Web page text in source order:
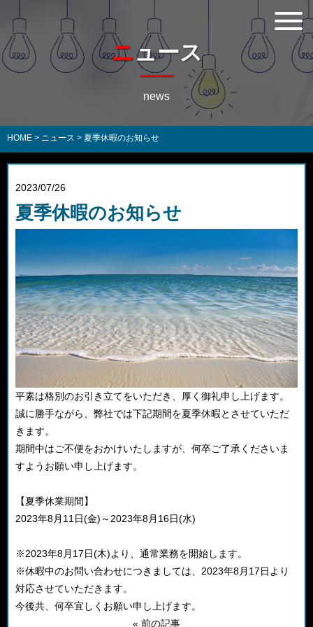
ニュース
news
HOME > ニュース > 夏季休暇のお知らせ
2023/07/26
夏季休暇のお知らせ
平素は格別のお引き立てをいただき、厚く御礼申し上げます。
誠に勝手ながら、弊社では下記期間を夏季休暇とさせていただ
きます。
期間中はご不便をおかけいたしますが、何卒ご了承くださいま
すようお願い申し上げます。
【夏季休業期間】
2023年8月11日(金)～2023年8月16日(水)
※2023年8月17日(木)より、通常業務を開始します。
※休暇中のお問い合わせにつきましては、2023年8月17日より
対応させていただきます。
今後共、何卒宜しくお願い申し上げます。
« 前の記事